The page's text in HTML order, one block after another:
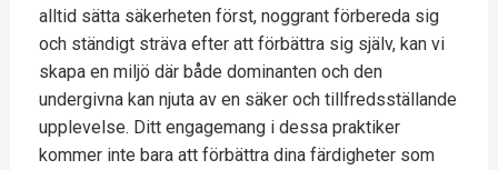
alltid sätta säkerheten först, noggrant förbereda sig
och ständigt sträva efter att förbättra sig själv, kan vi
skapa en miljö där både dominanten och den
undergivna kan njuta av en säker och tillfredsställande
upplevelse. Ditt engagemang i dessa praktiker
kommer inte bara att förbättra dina färdigheter som